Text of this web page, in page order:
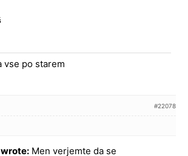
vse po starem
#22078
Men verjemte da se